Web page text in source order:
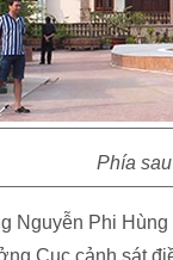
Phía
Nguyễn Phi
Cục cảnh sát